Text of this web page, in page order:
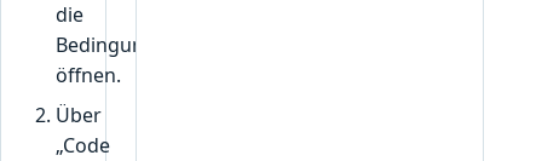
die
Bedingungen
öffnen.
Über
„Code